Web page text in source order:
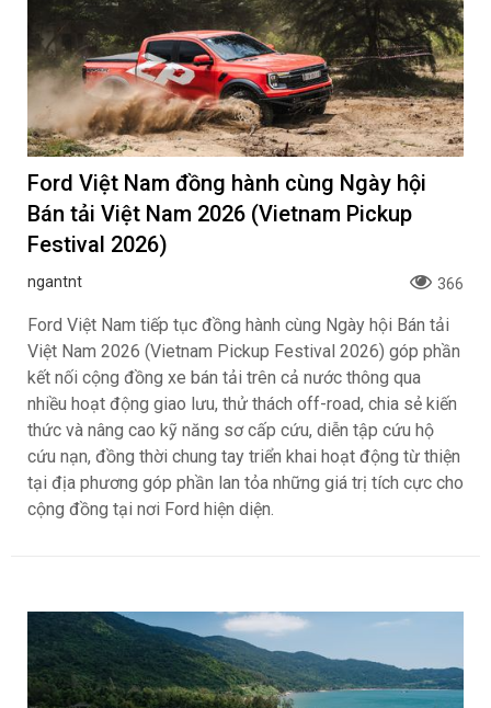
Ford Việt Nam đồng hành cùng Ngày hội
Bán tải Việt Nam 2026 (Vietnam Pickup
Festival 2026)
ngantnt 366
Ford Việt Nam tiếp tục đồng hành cùng Ngày hội Bán tải
Việt Nam 2026 (Vietnam Pickup Festival 2026) góp phần
kết nối cộng đồng xe bán tải trên cả nước thông qua
nhiều hoạt động giao lưu, thử thách off-road, chia sẻ kiến
thức và nâng cao kỹ năng sơ cấp cứu, diễn tập cứu hộ
cứu nạn, đồng thời chung tay triển khai hoạt động từ thiện
tại địa phương góp phần lan tỏa những giá trị tích cực cho
cộng đồng tại nơi Ford hiện diện.